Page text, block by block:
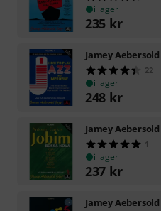
i lager
235 kr
Jamey Aebersold
22
i lager
248 kr
Jamey Aebersold
1
i lager
237 kr
Jamey Aebersold